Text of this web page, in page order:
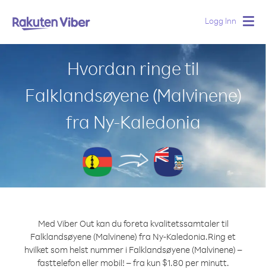
Logg Inn
Hvordan ringe til
Falklandsøyene (Malvinene)
fra Ny-Kaledonia
Med Viber Out kan du foreta kvalitetssamtaler til
Falklandsøyene (Malvinene) fra Ny-Kaledonia.Ring et
hvilket som helst nummer i Falklandsøyene (Malvinene) –
fasttelefon eller mobil! – fra kun $1.80 per minutt.